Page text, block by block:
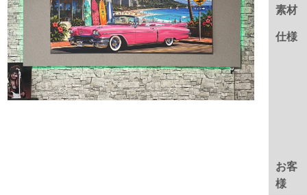
素材
仕様
お客
様